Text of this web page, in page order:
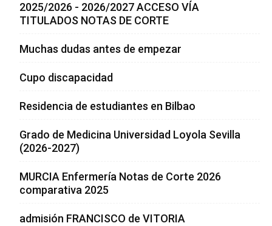
2025/2026 - 2026/2027 ACCESO VÍA
TITULADOS NOTAS DE CORTE
Muchas dudas antes de empezar
Cupo discapacidad
Residencia de estudiantes en Bilbao
Grado de Medicina Universidad Loyola Sevilla
(2026-2027)
MURCIA Enfermería Notas de Corte 2026
comparativa 2025
admisión FRANCISCO de VITORIA